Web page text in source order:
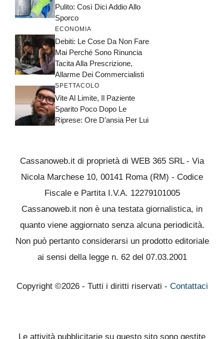
Pulito: Così Dici Addio Allo
Sporco
ECONOMIA
Debiti: Le Cose Da Non Fare
Mai Perché Sono Rinuncia
Tacita Alla Prescrizione,
Allarme Dei Commercialisti
SPETTACOLO
Vite Al Limite, Il Paziente
Sparito Poco Dopo Le
Riprese: Ore D’ansia Per Lui
Cassanoweb.it di proprietà di WEB 365 SRL - Via
Nicola Marchese 10, 00141 Roma (RM) - Codice
Fiscale e Partita I.V.A. 12279101005
Cassanoweb.it non è una testata giornalistica, in
quanto viene aggiornato senza alcuna periodicità.
Non può pertanto considerarsi un prodotto editoriale
ai sensi della legge n. 62 del 07.03.2001
Copyright ©2026 - Tutti i diritti riservati - Contattaci
Le attività pubblicitarie su questo sito sono gestite